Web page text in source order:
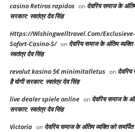
casino Retiros rapidos on देवरिय समाज के अंतिम
सरकार: स्वतंत्र देव सिंह
Https://Wishingwelltravel.Com/
Sofort-Casino-S/ on देवरिय समाज के अंतिम व्यक्ति
स्वतंत्र देव सिंह
revolut kasino 5€ minimitalletus on देवरिय
है योगी सरकार: स्वतंत्र देव सिंह
live dealer spiele online on देवरिय समाज के
सरकार: स्वतंत्र देव सिंह
Victoria on देवरिय समाज के अंतिम व्यक्ति को